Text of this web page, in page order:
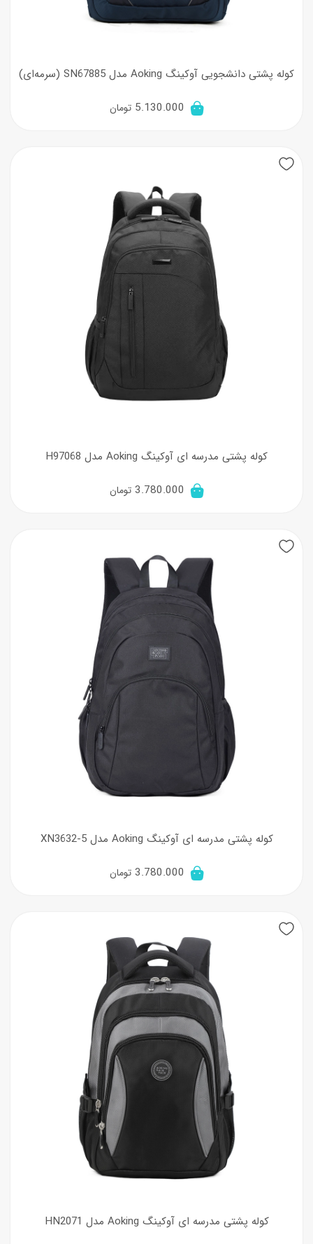
کوله پشتی دانشجویی آوکینگ Aoking مدل SN67885 (سرمه‌ای)
5.130.000 تومان
کوله پشتی مدرسه ای آوکینگ Aoking مدل H97068
3.780.000 تومان
کوله پشتی مدرسه ای آوکینگ Aoking مدل XN3632-5
3.780.000 تومان
کوله پشتی مدرسه ای آوکینگ Aoking مدل HN2071